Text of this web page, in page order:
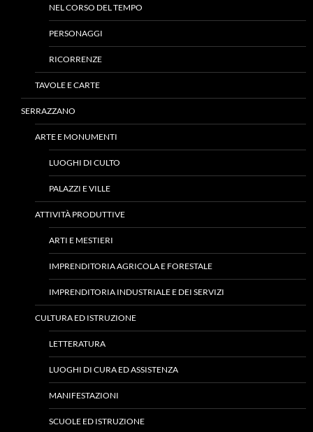
NEL CORSO DEL TEMPO
PERSONAGGI
RICORRENZE
TAVOLE E CARTE
SERRAZZANO
ARTE E MONUMENTI
LUOGHI DI CULTO
PALAZZI E VILLE
ATTIVITÀ PRODUTTIVE
ARTI E MESTIERI
IMPRENDITORIA AGRICOLA E FORESTALE
IMPRENDITORIA INDUSTRIALE E DEI SERVIZI
CULTURA ED ISTRUZIONE
LETTERATURA
LUOGHI DI CURA ED ASSISTENZA
MANIFESTAZIONI
SCUOLE ED ISTRUZIONE